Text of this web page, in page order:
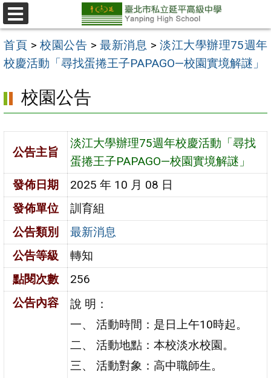
跳
至
主
要
區
選
單
首頁 > 校園公告 > 最新消息 > 淡江大學辦理75週年
校慶活動「尋找蛋捲王子PAPAGO—校園實境解謎」
校園公告
公告主旨
淡江大學辦理75週年校慶活動「尋找
蛋捲王子PAPAGO—校園實境解謎」
發佈日期
2025 年 10 月 08 日
發佈單位
訓育組
公告類別
最新消息
公告等級
轉知
點閱次數
256
公告內容
說 明：
一、 活動時間：是日上午10時起。
二、 活動地點：本校淡水校園。
三、 活動對象：高中職師生。